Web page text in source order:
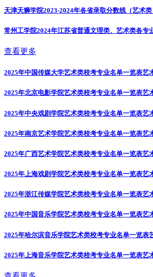
天津天狮学院2023-2024年各省录取分数线（艺术类
常州工学院2024年江苏省普通文理类、艺术类各专
查看更多
2025年中国传媒大学艺术类校考专业名单一览表艺
2025年北京电影学院艺术类校考专业名单一览表艺
2025年中央戏剧学院艺术类校考专业名单一览表艺
2025年南京艺术学院艺术类校考专业名单一览表艺
2025年广西艺术学院艺术类校考专业名单一览表艺
2025年上海戏剧学院艺术类校考专业名单一览表艺
2025年浙江传媒学院艺术类校考专业名单一览表艺
2025年中国音乐学院艺术类校考专业名单一览表艺
2025年哈尔滨音乐学院艺术类校考专业名单一览表
2025年上海音乐学院艺术类校考专业名单一览表艺